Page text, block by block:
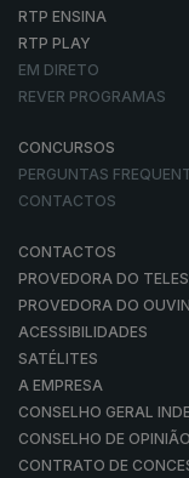
RTP ENSINA
RTP PLAY
EM DIRETO
REVER PROGRAMAS
CONCURSOS
PERGUNTAS
CONTACTOS
CONTACTOS
PROVEDORA DO
PROVEDORA DO
ACESSIBILIDADES
SATÉLITES
A EMPRESA
CONSELHO GERAL
CONSELHO DE OPINIÃO
CONTRATO DE